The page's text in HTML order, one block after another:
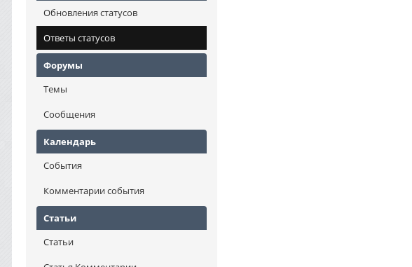
Обновления статусов
Ответы статусов
Форумы
Темы
Сообщения
Календарь
События
Комментарии события
Статьи
Статьи